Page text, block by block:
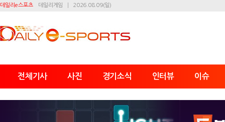
데일리e스포츠 데일리게임 2026.08.09(일)
전체기사 사진 경기소식 인터뷰 이슈